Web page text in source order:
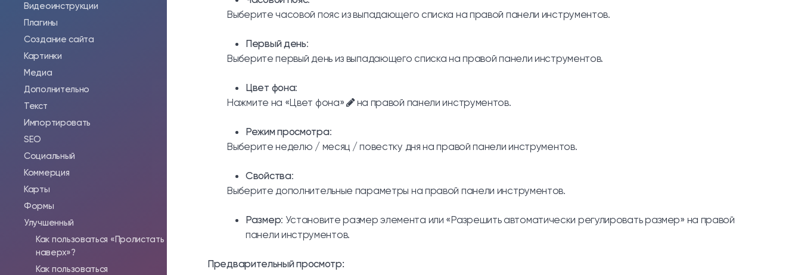
Видеоинструкции
Плагины
Создание сайта
Картинки
Медиа
Дополнительно
Текст
Импортировать
SEO
Социальный
Коммерция
Карты
Формы
Улучшенный
Как пользоваться «Пролистать
наверх»?
Как пользоваться
Выберите часовой пояс из выпадающего списка на правой панели инструментов.
Первый день:
Выберите первый день из выпадающего списка на правой панели инструментов.
Цвет фона:
Нажмите на «Цвет фона»
на правой панели инструментов.
Режим просмотра:
Выберите неделю / месяц / повестку дня на правой панели инструментов.
Свойства:
Выберите дополнительные параметры на правой панели инструментов.
Размер: Установите размер элемента или «Разрешить автоматически регулировать размер» на правой
панели инструментов.
Предварительный просмотр: